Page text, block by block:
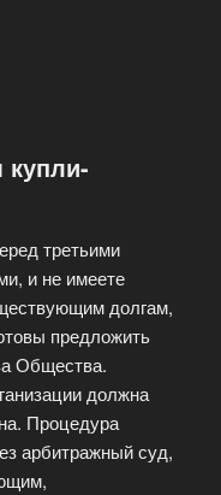
третьими
и не имеете
долгам,
предложить
Общества.
должна
Процедура
арбитражный суд,